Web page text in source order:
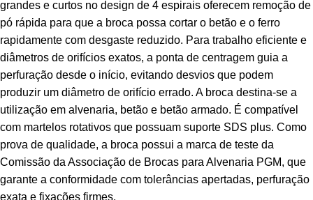
grandes e curtos no design de 4 espirais oferecem remoção de
pó rápida para que a broca possa cortar o betão e o ferro
rapidamente com desgaste reduzido. Para trabalho eficiente e
diâmetros de orifícios exatos, a ponta de centragem guia a
perfuração desde o início, evitando desvios que podem
produzir um diâmetro de orifício errado. A broca destina-se a
utilização em alvenaria, betão e betão armado. É compatível
com martelos rotativos que possuam suporte SDS plus. Como
prova de qualidade, a broca possui a marca de teste da
Comissão da Associação de Brocas para Alvenaria PGM, que
garante a conformidade com tolerâncias apertadas, perfuração
exata e fixações firmes.